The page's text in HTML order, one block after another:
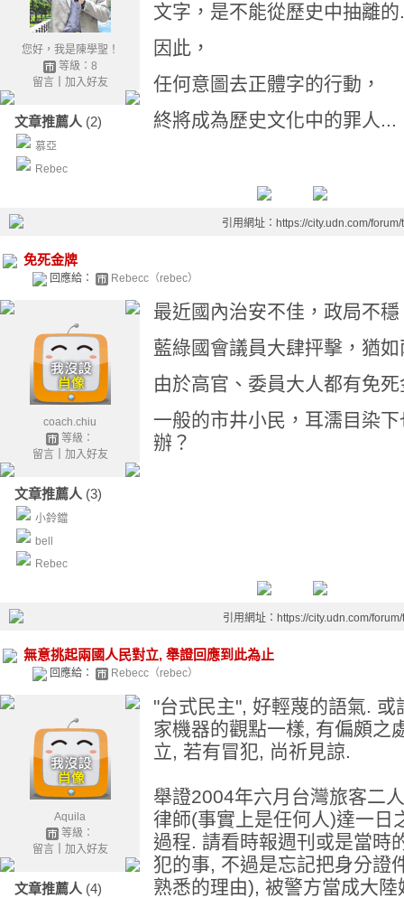
您好，我是陳學聖！
等級：8
留言｜ 加入好友
文章推薦人 (2)
慕亞
Rebec
文字，是不能從歷史中抽離的
因此，
任何意圖去正體字的行動，
終將成為歷史文化中的罪人...
引用網址：https://city.udn.com/
免死金牌
回應給： Rebecc（rebec）
coach.chiu
等級：
留言｜ 加入好友
文章推薦人 (3)
小鈴鐺
bell
Rebec
最近國內治安不佳，政局不穩
藍綠國會議員大肆抨擊，猶
由於高官、委員大人都有免
一般的市井小民，耳濡目染
辦？
引用網址：https://city.udn.com/
無意挑起兩國人民對立, 舉證回應到此為止
回應給： Rebecc（rebec）
Aquila
等級：
留言｜ 加入好友
文章推薦人 (4)
"台式民主", 好輕蔑的語氣.
家機器的觀點一樣, 有偏頗之
立, 若有冒犯, 尚祈見諒.
舉證2004年六月台灣旅客二
律師(事實上是任何人)達一日
過程. 請看時報週刊或是當時
犯的事, 不過是忘記把身分證
熟悉的理由), 被警方當成大